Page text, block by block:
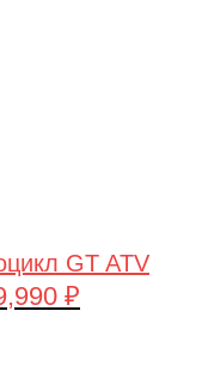
GT ATV
₽